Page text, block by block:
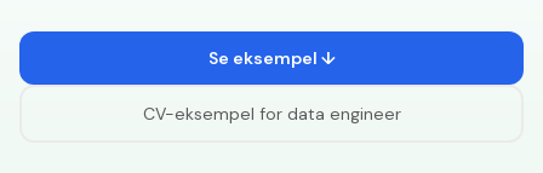
Se eksempel ↓
CV-eksempel for data engineer